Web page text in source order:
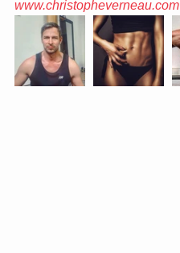
www.christopheverneau.com